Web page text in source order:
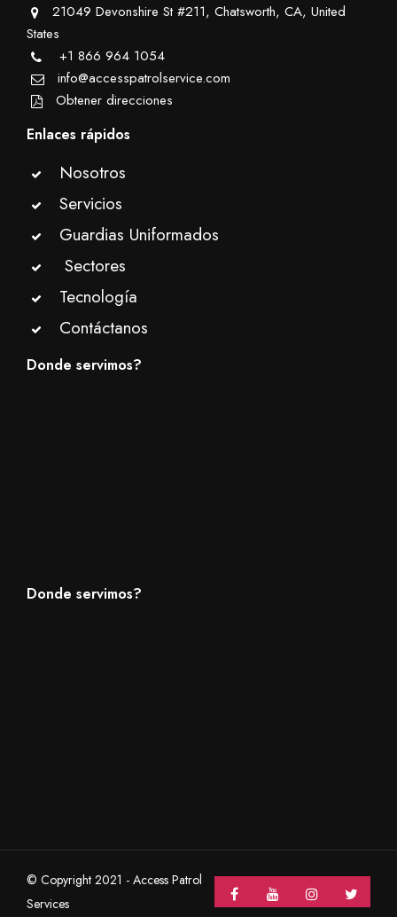
21049 Devonshire St #211, Chatsworth, CA, United
States
+1 866 964 1054
info@accesspatrolservice.com
Obtener direcciones
Enlaces rápidos
Nosotros
Servicios
Guardias Uniformados
Sectores
Tecnología
Contáctanos
Donde servimos?
Donde servimos?
© Copyright 2021 - Access Patrol
Services